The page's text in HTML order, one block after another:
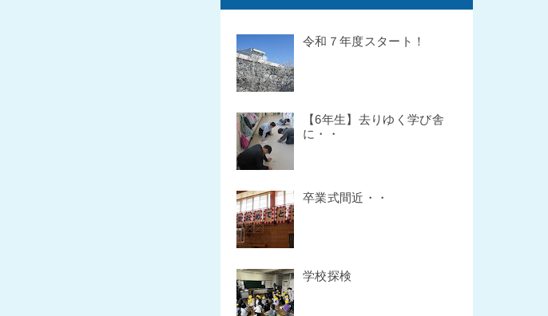
令和７年度スタート！
【6年生】去りゆく学び舎
に・・
卒業式間近・・
学校探検